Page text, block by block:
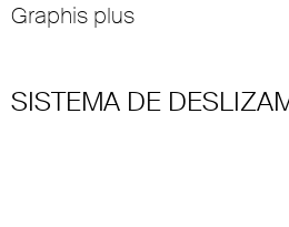
Graphis plus
SISTEMA DE